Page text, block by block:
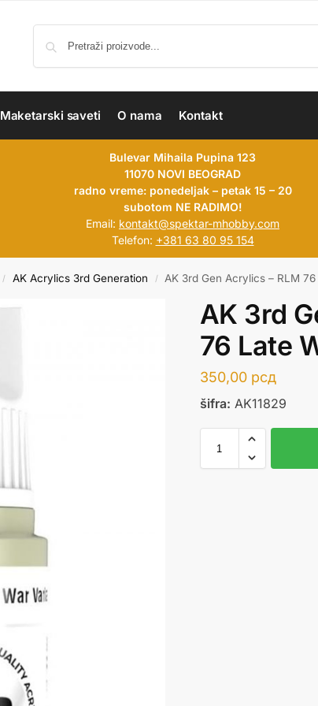
Maketarski saveti O nama Kontakt
Bulevar Mihaila Pupina 123
11070 NOVI BEOGRAD
radno vreme: ponedeljak – petak 15 – 20
subotom NE RADIMO!
Email: kontakt@spektar-mhobby.com
Telefon: +381 63 80 95 154
/ AK Acrylics 3rd Generation / AK 3rd Gen Acrylics – RLM
AK 3rd
76 Late
350,00 рсд
šifra: AK11829